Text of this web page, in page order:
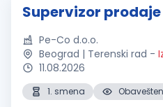
Supervizor prodaje
Pe-Co d.o.o.
Beograd | Terenski rad -
11.08.2026
1. smena